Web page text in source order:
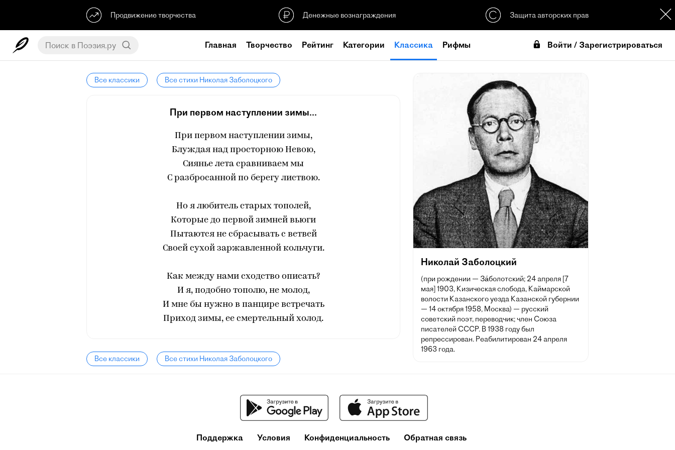
Продвижение творчества Денежные вознаграждения Защита авторских прав
Главная Творчество Рейтинг Категории Классика Рифмы Войти / Зарегистрироваться
Все классики Все стихи Николая Заболоцкого
При первом наступлении зимы...
При первом наступлении зимы,
Блуждая над просторною Невою,
Сиянье лета сравниваем мы
С разбросанной по берегу листвою.
Но я любитель старых тополей,
Которые до первой зимней вьюги
Пытаются не сбрасывать с ветвей
Своей сухой заржавленной кольчуги.
Как между нами сходство описать?
И я, подобно тополю, не молод,
И мне бы нужно в панцире встречать
Приход зимы, ее смертельный холод.
Все классики Все стихи Николая Заболоцкого
Николай Заболоцкий
(при рождении — За́болотский; 24 апреля [7
мая] 1903, Кизическая слобода, Каймарской
волости Казанского уезда Казанской губернии
— 14 октября 1958, Москва) — русский
советский поэт, переводчик; член Союза
писателей СССР. В 1938 году был
репрессирован. Реабилитирован 24 апреля
1963 года.
Поддержка Условия Конфиденциальность Обратная связь